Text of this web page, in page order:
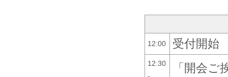
12:00 受付開始
12:30
「開会ご